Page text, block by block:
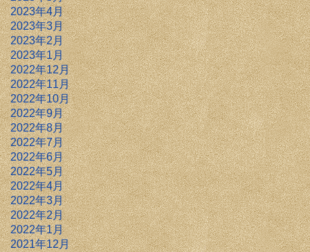
2023年4月
2023年3月
2023年2月
2023年1月
2022年12月
2022年11月
2022年10月
2022年9月
2022年8月
2022年7月
2022年6月
2022年5月
2022年4月
2022年3月
2022年2月
2022年1月
2021年12月